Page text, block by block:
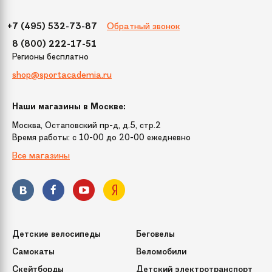
Цвет
Бренд Тянитолкай
Модель Без принта 65 см
+7 (495) 532-73-87 Обратный звонок
8 (800) 222-17-51
Регионы бесплатно
shop@sportacademia.ru
Наши магазины в Москве:
Москва, Остаповский пр-д, д.5, стр.2
Время работы: c 10-00 до 20-00 ежедневно
Все магазины
Детские велосипеды
Беговелы
Самокаты
Веломобили
Скейтборды
Детский электротранспорт